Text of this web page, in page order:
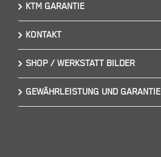
KTM GARANTIE
KONTAKT
SHOP / WERKSTATT BILDER
GEWÄHRLEISTUNG UND GARANTIE